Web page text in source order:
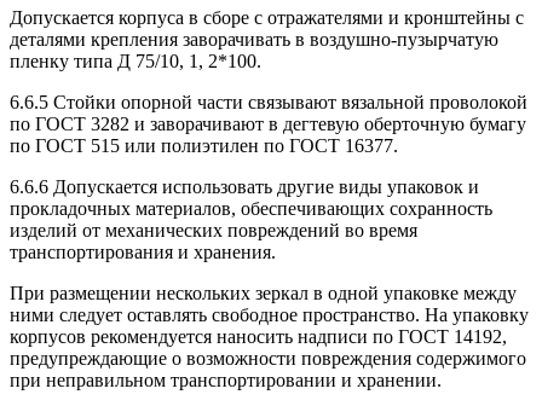
Допускается корпуса в сборе с отражателями и кронштейны с
деталями крепления заворачивать в воздушно-пузырчатую
пленку типа Д 75/10, 1, 2*100.
6.6.5 Стойки опорной части связывают вязальной проволокой
по ГОСТ 3282 и заворачивают в дегтевую оберточную бумагу
по ГОСТ 515 или полиэтилен по ГОСТ 16377.
6.6.6 Допускается использовать другие виды упаковок и
прокладочных материалов, обеспечивающих сохранность
изделий от механических повреждений во время
транспортирования и хранения.
При размещении нескольких зеркал в одной упаковке между
ними следует оставлять свободное пространство. На упаковку
корпусов рекомендуется наносить надписи по ГОСТ 14192,
предупреждающие о возможности повреждения содержимого
при неправильном транспортировании и хранении.